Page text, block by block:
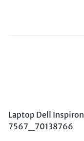
Laptop Dell Inspiron
7567_70138766